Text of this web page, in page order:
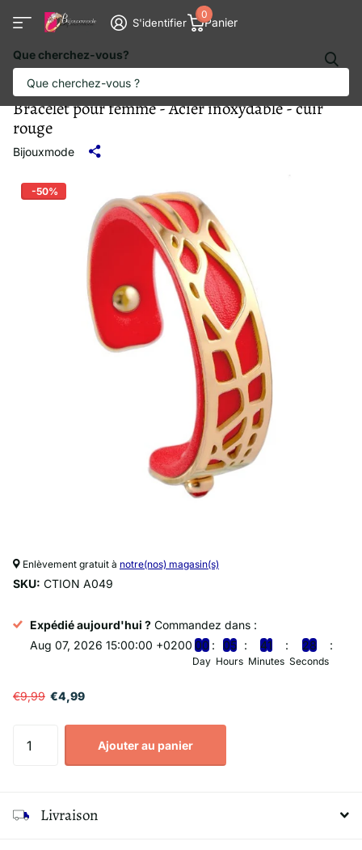
Que cherchez-vous?
S'identifier Panier
0
Bracelet pour femme - Acier inoxydable - cuir
rouge
Bijouxmode
-50%
Enlèvement gratuit à notre(nos) magasin(s)
SKU: CTION A049
Expédié aujourd'hui ? Commandez dans :
Aug 07, 2026 15:00:00 +0200 00
Day
05
Hours
41
Minutes
28
Seconds
€9,99 €4,99
Ajouter au panier
Livraison